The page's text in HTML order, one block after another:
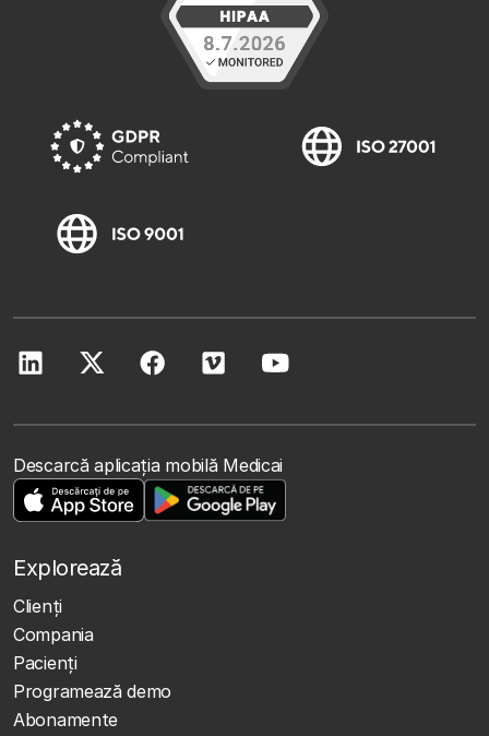
Descarcă aplicația mobilă Medicai
Explorează
Clienţi
Compania
Pacienți
Programează demo
Abonamente